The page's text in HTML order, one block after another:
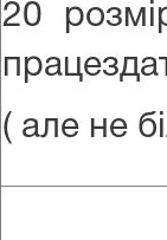
20
( але не